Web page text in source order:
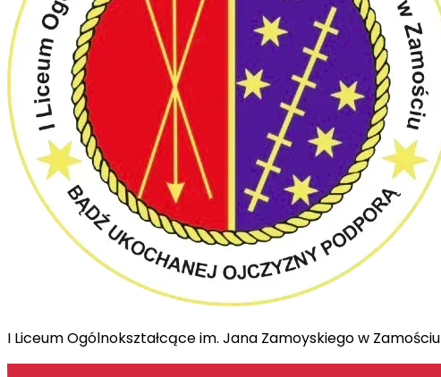
I Liceum Ogólnokształcące im. Jana Zamoyskiego w Zamościu